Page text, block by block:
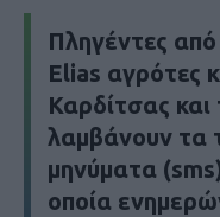
Πληγέντες από
Εlias αγρότες
Καρδίτσας
λαμβάνουν τα
μηνύματα
οποία